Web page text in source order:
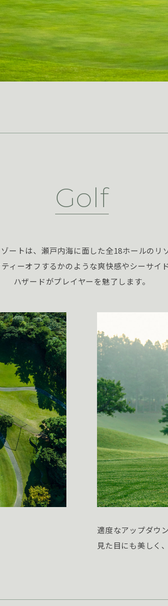
Golf
ートは、瀬戸内海に面した全18ホールのリ
ィーオフするかのような爽快感やシーサイ
ハザードがプレイヤーを魅了します。
適度なアップダウ
見た目にも美しく